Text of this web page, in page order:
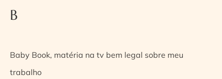
B
Baby Book, matéria na tv bem legal sobre meu
trabalho